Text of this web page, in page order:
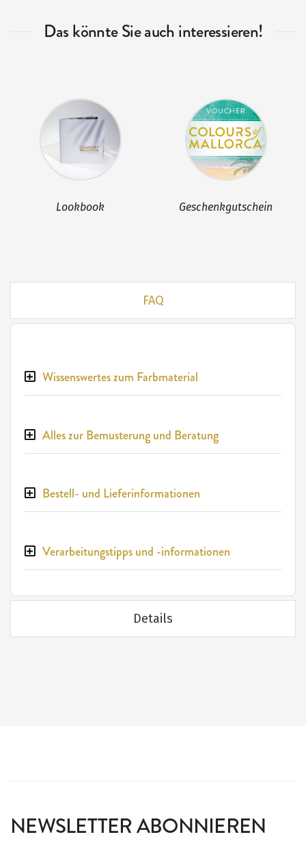
Das könnte Sie auch interessieren!
Lookbook Geschenkgutschein
FAQ
Wissenswertes zum Farbmaterial
Alles zur Bemusterung und Beratung
Bestell- und Lieferinformationen
Verarbeitungstipps und -informationen
Details
NEWSLETTER ABONNIEREN